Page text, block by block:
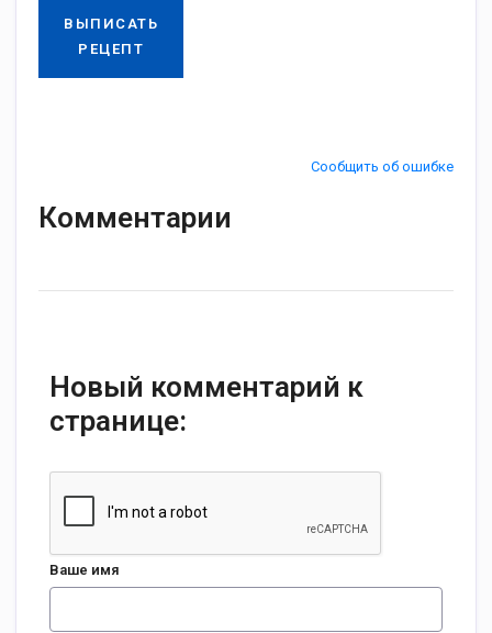
ВЫПИСАТЬ
РЕЦЕПТ
Сообщить об ошибке
Комментарии
Новый комментарий к
странице:
Ваше имя